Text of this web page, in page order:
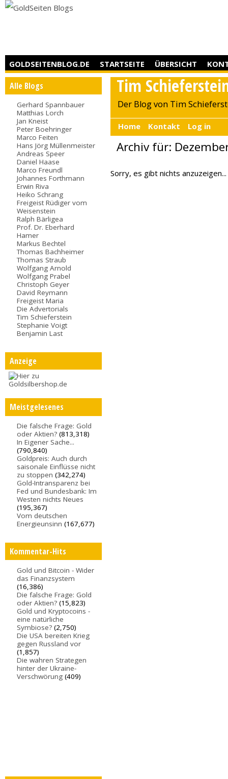
GOLDSEITENBLOG.DE STARTSEITE ÜBERSICHT
Alle Blogs
Gerhard Spannbauer
Matthias Lorch
Jan Kneist
Peter Boehringer
Marco Feiten
Hans Jörg Müllenmeister
Andreas Speer
Daniel Haase
Marco Freundl
Johannes Forthmann
Erwin Riva
Heiko Schrang
Freigeist Rüdiger vom
Weisenstein
Ralph Bärligea
Prof. Dr. Eberhard
Hamer
Markus Bechtel
Thomas Bachheimer
Thomas Straub
Wolfgang Arnold
Wolfgang Prabel
Christoph Geyer
David Reymann
Freigeist Maria
Die Advertorials
Tim Schieferstein
Stephanie Voigt
Benjamin Last
Anzeige
Meistgelesenes
Die falsche Frage: Gold
oder Aktien? (813,318)
In Eigener Sache...
(790,840)
Goldpreis: Auch durch
saisonale Einflüsse nicht
zu stoppen (342,274)
Gold-Intransparenz bei
Fed und Bundesbank: Im
Westen nichts Neues
(195,367)
Vom deutschen
Energieunsinn (167,677)
Kommentar-Hits
Gold und Bitcoin - Wider
das Finanzsystem
(16,386)
Die falsche Frage: Gold
oder Aktien? (15,823)
Gold und Kryptocoins -
eine natürliche
Symbiose? (2,750)
Die USA bereiten Krieg
gegen Russland vor
(1,857)
Die wahren Strategen
hinter der Ukraine-
Verschwörung (409)
Tim
Der Blog von Tim
Home Kontakt Log in
Archiv für:
Sorry, es gibt nichts anzuzeigen...